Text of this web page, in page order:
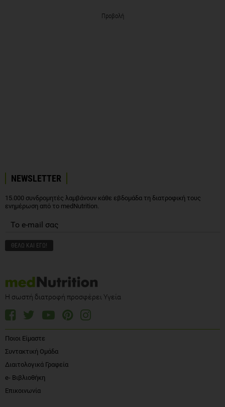
Προβολή
NEWSLETTER
15.000 συνδρομητές λαμβάνουν κάθε εβδομάδα τη διατροφική τους
ενημέρωση από το medNutrition.
Η σωστή διατροφή προσφέρει Υγεία
Ποιοι Είμαστε
Συντακτική Ομάδα
Διαιτολογικά Γραφεία
e- Βιβλιοθήκη
Επικοινωνία